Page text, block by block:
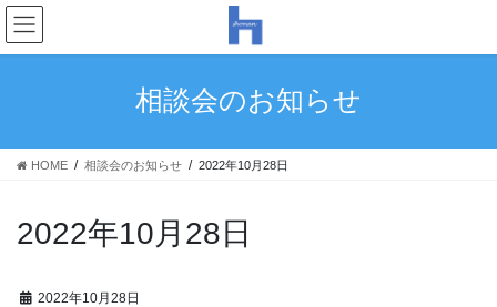
コ
ン
テ
ス
ナ
ビ
ゲ
ン
相談会のお知らせ
HOME 相談会のお知らせ 2022年10月28日
2022年10月28日
2022年10月28日